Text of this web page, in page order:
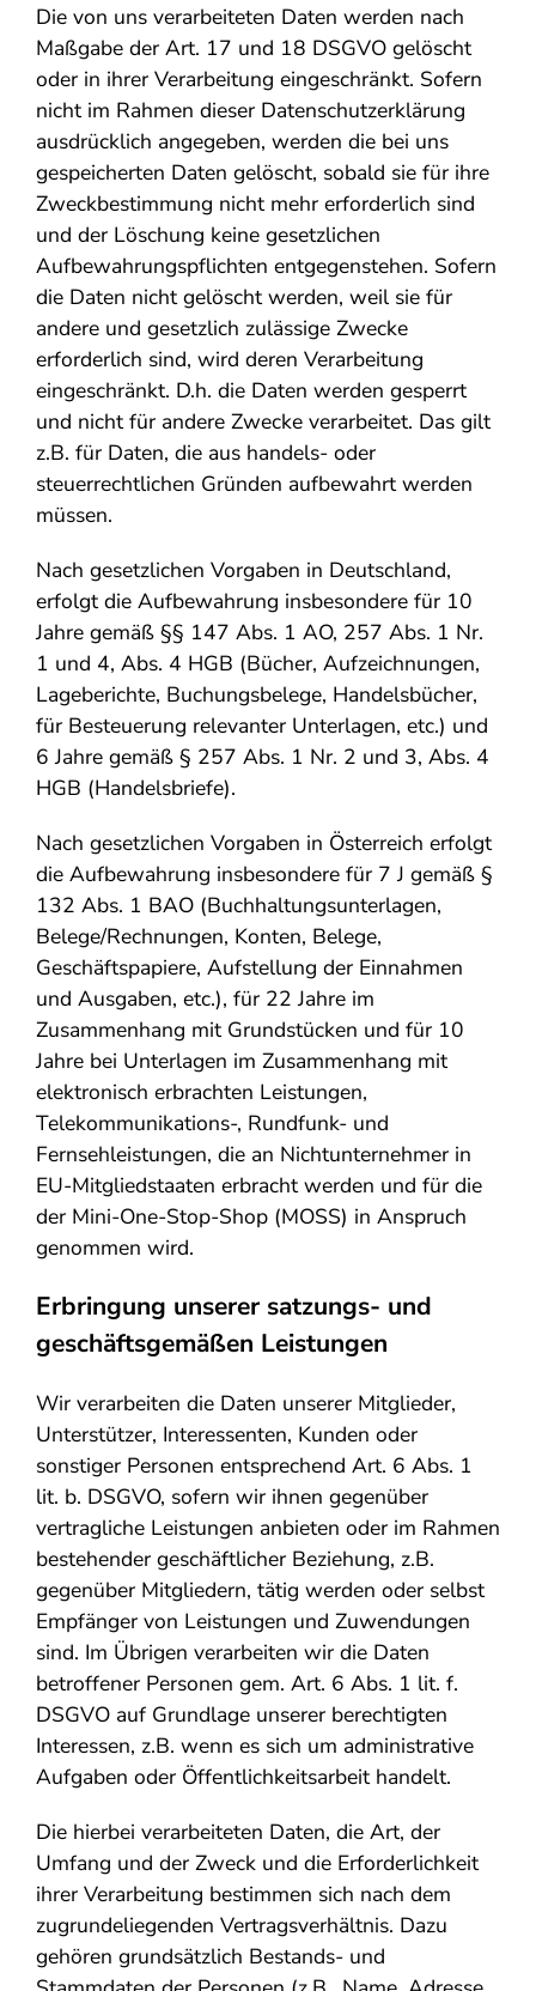
Die von uns verarbeiteten Daten werden nach
Maßgabe der Art. 17 und 18 DSGVO gelöscht
oder in ihrer Verarbeitung eingeschränkt. Sofern
nicht im Rahmen dieser Datenschutzerklärung
ausdrücklich angegeben, werden die bei uns
gespeicherten Daten gelöscht, sobald sie für ihre
Zweckbestimmung nicht mehr erforderlich sind
und der Löschung keine gesetzlichen
Aufbewahrungspflichten entgegenstehen. Sofern
die Daten nicht gelöscht werden, weil sie für
andere und gesetzlich zulässige Zwecke
erforderlich sind, wird deren Verarbeitung
eingeschränkt. D.h. die Daten werden gesperrt
und nicht für andere Zwecke verarbeitet. Das gilt
z.B. für Daten, die aus handels- oder
steuerrechtlichen Gründen aufbewahrt werden
müssen.
Nach gesetzlichen Vorgaben in Deutschland,
erfolgt die Aufbewahrung insbesondere für 10
Jahre gemäß §§ 147 Abs. 1 AO, 257 Abs. 1 Nr.
1 und 4, Abs. 4 HGB (Bücher, Aufzeichnungen,
Lageberichte, Buchungsbelege, Handelsbücher,
für Besteuerung relevanter Unterlagen, etc.) und
6 Jahre gemäß § 257 Abs. 1 Nr. 2 und 3, Abs. 4
HGB (Handelsbriefe).
Nach gesetzlichen Vorgaben in Österreich erfolgt
die Aufbewahrung insbesondere für 7 J gemäß §
132 Abs. 1 BAO (Buchhaltungsunterlagen,
Belege/Rechnungen, Konten, Belege,
Geschäftspapiere, Aufstellung der Einnahmen
und Ausgaben, etc.), für 22 Jahre im
Zusammenhang mit Grundstücken und für 10
Jahre bei Unterlagen im Zusammenhang mit
elektronisch erbrachten Leistungen,
Telekommunikations-, Rundfunk- und
Fernsehleistungen, die an Nichtunternehmer in
EU-Mitgliedstaaten erbracht werden und für die
der Mini-One-Stop-Shop (MOSS) in Anspruch
genommen wird.
Erbringung unserer satzungs- und
geschäftsgemäßen Leistungen
Wir verarbeiten die Daten unserer Mitglieder,
Unterstützer, Interessenten, Kunden oder
sonstiger Personen entsprechend Art. 6 Abs. 1
lit. b. DSGVO, sofern wir ihnen gegenüber
vertragliche Leistungen anbieten oder im Rahmen
bestehender geschäftlicher Beziehung, z.B.
gegenüber Mitgliedern, tätig werden oder selbst
Empfänger von Leistungen und Zuwendungen
sind. Im Übrigen verarbeiten wir die Daten
betroffener Personen gem. Art. 6 Abs. 1 lit. f.
DSGVO auf Grundlage unserer berechtigten
Interessen, z.B. wenn es sich um administrative
Aufgaben oder Öffentlichkeitsarbeit handelt.
Die hierbei verarbeiteten Daten, die Art, der
Umfang und der Zweck und die Erforderlichkeit
ihrer Verarbeitung bestimmen sich nach dem
zugrundeliegenden Vertragsverhältnis. Dazu
gehören grundsätzlich Bestands- und